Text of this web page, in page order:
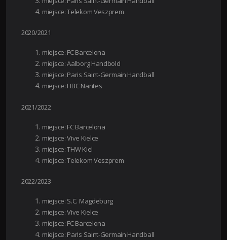
miejsce: Telekom Veszprem
2020/2021
miejsce: FC Barcelona
miejsce: Aalborg Handbold
miejsce: Paris Saint-Germain Handball
miejsce: HBC Nantes
2021/2022
miejsce: FC Barcelona
miejsce: Vive Kielce
miejsce: THW Kiel
miejsce: Telekom Veszprem
2022/2023
miejsce: S.C. Magdeburg
miejsce: Vive Kielce
miejsce: FC Barcelona
miejsce: Paris Saint-Germain Handball